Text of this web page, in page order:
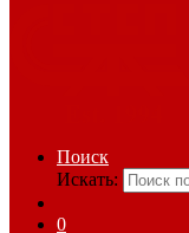
Поиск
Искать:
0